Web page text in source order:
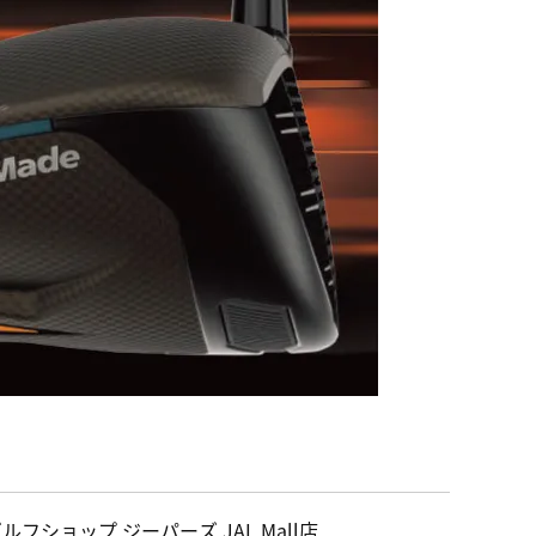
フショップ ジーパーズ JAL Mall店